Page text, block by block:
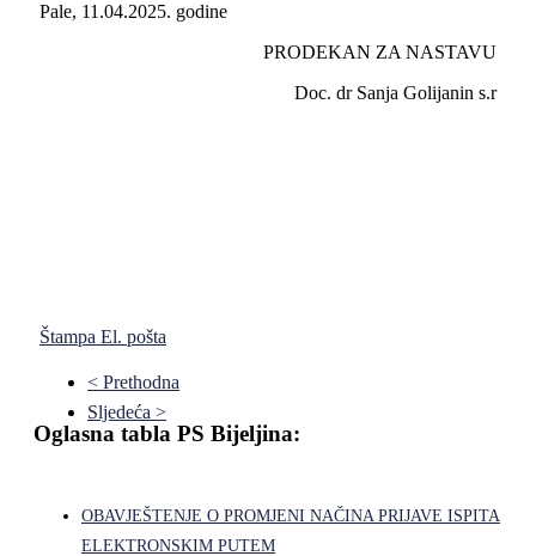
Pale, 11.04.2025. godine
PRODEKAN ZA NASTAVU
Doc. dr Sanja Golijanin s.r
Štampa El. pošta
< Prethodna
Sljedeća >
Oglasna tabla PS Bijeljina:
OBAVJEŠTENJE O PROMJENI NAČINA PRIJAVE ISPITA
ELEKTRONSKIM PUTEM